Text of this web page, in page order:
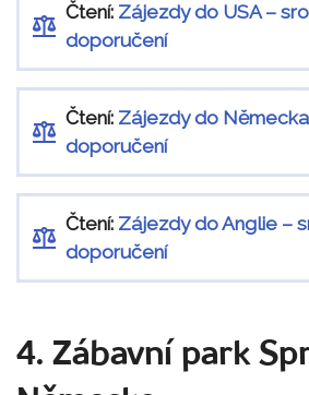
Čtení: Zájezdy do USA –
doporučení
Čtení: Zájezdy do
doporučení
Čtení: Zájezdy do Anglie –
doporučení
4. Zábavní park